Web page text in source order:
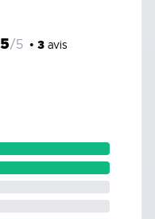
5/5 • 3avis